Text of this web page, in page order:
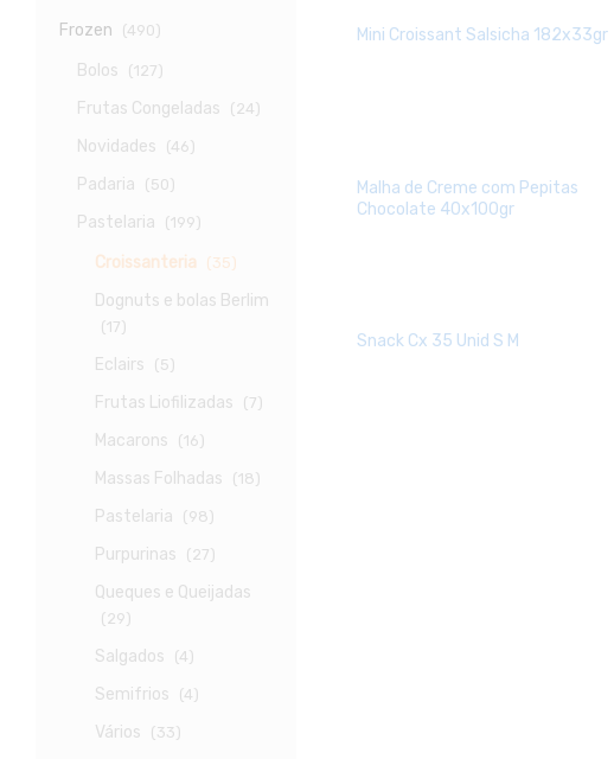
Mini Croissant Salsicha 182x33gr
Malha de Creme com Pepitas
Chocolate 40x100gr
Snack Cx 35 Unid S M
Frozen (490)
Bolos (127)
Frutas Congeladas (24)
Novidades (46)
Padaria (50)
Pastelaria (199)
Croissanteria (35)
Dognuts e bolas Berlim
(17)
Eclairs (5)
Frutas Liofilizadas (7)
Macarons (16)
Massas Folhadas (18)
Pastelaria (98)
Purpurinas (27)
Queques e Queijadas
(29)
Salgados (4)
Semifrios (4)
Vários (33)